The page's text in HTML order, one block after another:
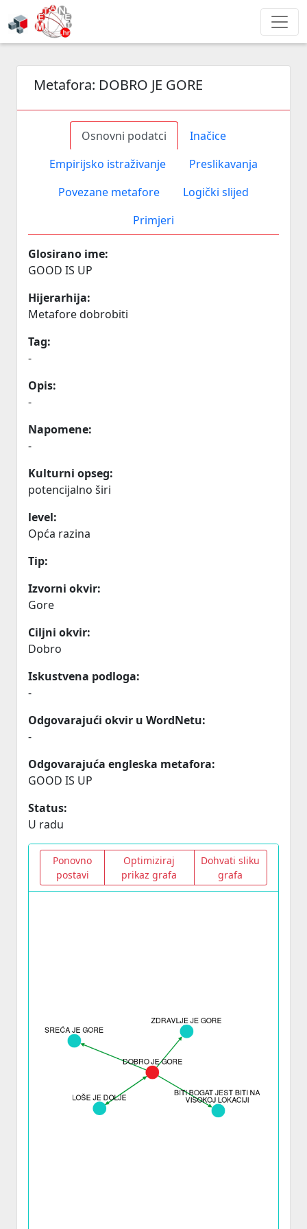
Metafora: DOBRO JE GORE
Osnovni podatci
Inačice
Empirijsko istraživanje
Preslikavanja
Povezane metafore
Logički slijed
Primjeri
Glosirano ime:
GOOD IS UP
Hijerarhija:
Metafore dobrobiti
Tag:
-
Opis:
-
Napomene:
-
Kulturni opseg:
potencijalno širi
level:
Opća razina
Tip:
Izvorni okvir:
Gore
Ciljni okvir:
Dobro
Iskustvena podloga:
-
Odgovarajući okvir u WordNetu:
-
Odgovarajuća engleska metafora:
GOOD IS UP
Status:
U radu
Ponovno
postavi
Optimiziraj
prikaz grafa
Dohvati sliku
grafa